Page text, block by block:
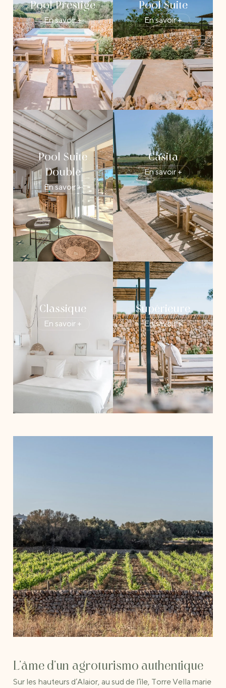
Pool Prestige
En savoir +
Pool Suite
En savoir +
Pool Suite
Double
En savoir +
Casita
En savoir +
Classique
En savoir +
Supérieure
En savoir +
L'âme d'un agroturismo authentique
Sur les hauteurs d’Alaior, au sud de l’île, Torre Vella marie